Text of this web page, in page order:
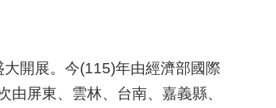
開展。今(115)年由經濟部國際
屏東、雲林、台南、嘉義縣、